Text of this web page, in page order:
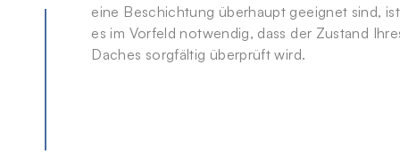
eine Beschichtung überhaupt geeignet sind, ist
es im Vorfeld notwendig, dass der Zustand
Daches sorgfältig überprüft wird.